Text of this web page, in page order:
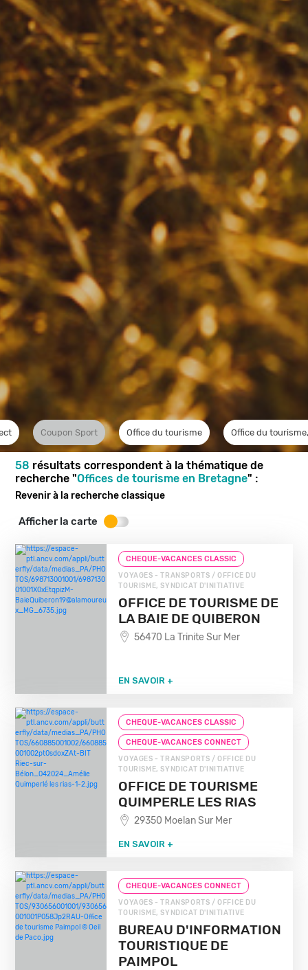
Coupon Sport Office du tourisme Office du
58 résultats correspondent à la thématique de
recherche "Offices de tourisme en Bretagne" :
Revenir à la recherche classique
Afficher la carte
CHEQUE-VACANCES CLASSIC
VOYAGES - TRANSPORTS / OFFICE DU
TOURISME, SYNDICAT D'INITIATIVE
OFFICE DE TOURISME DE
LA BAIE DE QUIBERON
56470 La Trinite Sur Mer
EN SAVOIR +
CHEQUE-VACANCES CLASSIC
CHEQUE-VACANCES CONNECT
VOYAGES - TRANSPORTS / OFFICE DU
TOURISME, SYNDICAT D'INITIATIVE
OFFICE DE TOURISME
QUIMPERLE LES RIAS
29350 Moelan Sur Mer
EN SAVOIR +
CHEQUE-VACANCES CONNECT
VOYAGES - TRANSPORTS / OFFICE DU
TOURISME, SYNDICAT D'INITIATIVE
BUREAU D'INFORMATION
TOURISTIQUE DE
PAIMPOL